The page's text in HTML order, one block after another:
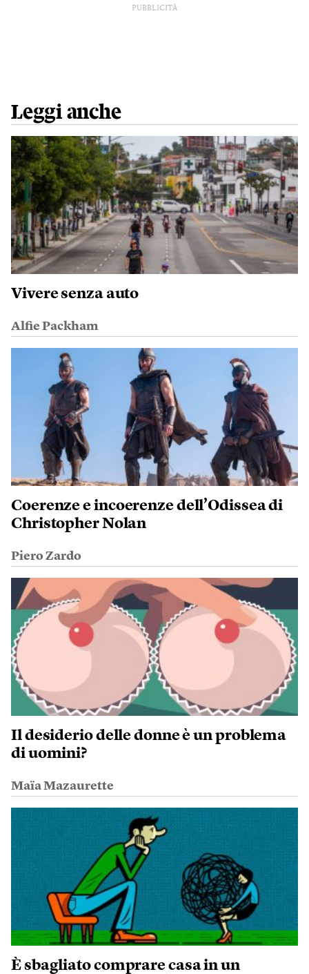
PUBBLICITÀ
Leggi anche
Vivere senza auto
Alfie Packham
Coerenze e incoerenze dell’Odissea di
Christopher Nolan
Piero Zardo
Il desiderio delle donne è un problema
di uomini?
Maïa Mazaurette
È sbagliato comprare casa in un